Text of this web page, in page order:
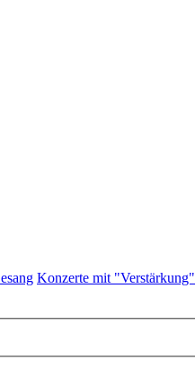
Konzerte mit "Verstärkung"